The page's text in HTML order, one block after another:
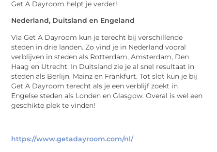
Get A Dayroom helpt je verder!
Nederland, Duitsland en Engeland
Via Get A Dayroom kun je terecht bij verschillende
steden in drie landen. Zo vind je in Nederland vooral
verblijven in steden als Rotterdam, Amsterdam, Den
Haag en Utrecht. In Duitsland zie je al snel resultaat in
steden als Berlijn, Mainz en Frankfurt. Tot slot kun je bij
Get A Dayroom terecht als je een verblijf zoekt in
Engelse steden als Londen en Glasgow. Overal is wel een
geschikte plek te vinden!
https://www.getadayroom.com/nl/